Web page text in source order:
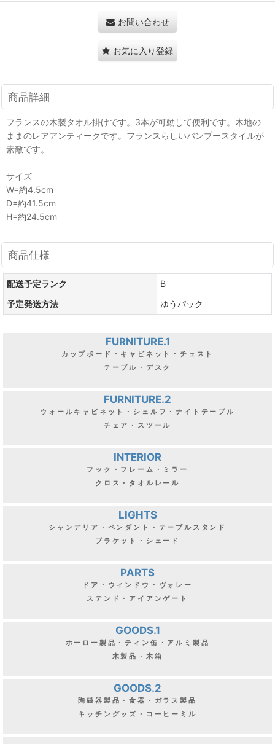
お問い合わせ
お気に入り登録
商品詳細
フランスの木製タオル掛けです。3本が可動して便利です。木地の
ままのレアアンティークです。フランスらしいバンブースタイルが
素敵です。
サイズ
W=約4.5cm
D=約41.5cm
H=約24.5cm
商品仕様
配送予定ランク
B
予定発送方法
ゆうパック
FURNITURE.1
カップボード・キャビネット・チェスト
テーブル・デスク
FURNITURE.2
ウォールキャビネット・シェルフ・ナイトテーブル
チェア・スツール
INTERIOR
フック・フレーム・ミラー
クロス・タオルレール
LIGHTS
シャンデリア・ペンダント・テーブルスタンド
ブラケット・シェード
PARTS
ドア・ウィンドウ・ヴォレー
ステンド・アイアンゲート
GOODS.1
ホーロー製品・ティン缶・アルミ製品
木製品・木箱
GOODS.2
陶磁器製品・食器・ガラス製品
キッチングッズ・コーヒーミル